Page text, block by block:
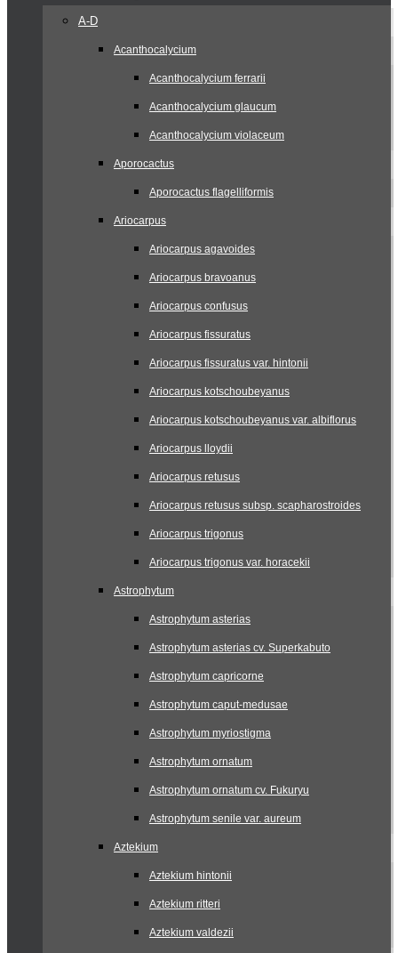
A-D
Acanthocalycium
Acanthocalycium ferrarii
Acanthocalycium glaucum
Acanthocalycium violaceum
Aporocactus
Aporocactus flagelliformis
Ariocarpus
Ariocarpus agavoides
Ariocarpus bravoanus
Ariocarpus confusus
Ariocarpus fissuratus
Ariocarpus fissuratus var. hintonii
Ariocarpus kotschoubeyanus
Ariocarpus kotschoubeyanus var. albiflorus
Ariocarpus lloydii
Ariocarpus retusus
Ariocarpus retusus subsp. scapharostroides
Ariocarpus trigonus
Ariocarpus trigonus var. horacekii
Astrophytum
Astrophytum asterias
Astrophytum asterias cv. Superkabuto
Astrophytum capricorne
Astrophytum caput-medusae
Astrophytum myriostigma
Astrophytum ornatum
Astrophytum ornatum cv. Fukuryu
Astrophytum senile var. aureum
Aztekium
Aztekium hintonii
Aztekium ritteri
Aztekium valdezii